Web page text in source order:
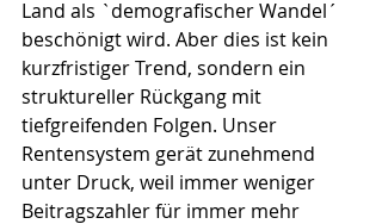
Land als `demografischer Wandel´
beschönigt wird. Aber dies ist kein
kurzfristiger Trend, sondern ein
struktureller Rückgang mit
tiefgreifenden Folgen. Unser
Rentensystem gerät zunehmend
unter Druck, weil immer weniger
Beitragszahler für immer mehr